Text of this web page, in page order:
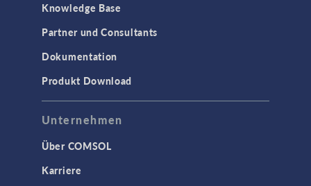
Knowledge Base
Partner und Consultants
Dokumentation
Produkt Download
Unternehmen
Über COMSOL
Karriere